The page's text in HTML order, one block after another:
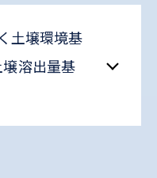
土壌環境基
溶出量基